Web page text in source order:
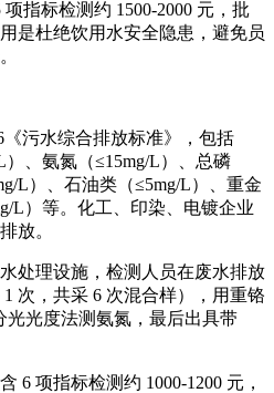
指标检测约 1500-2000 元，批
是杜绝饮用水安全隐患，避免员
《污水综合排放标准》，包括
、氨氮（≤15mg/L）、总磷
L）、石油类（≤5mg/L）、重金
L）等。化工、印染、电镀企业
放。
处理设施，检测人员在废水排放
次，共采 6 次混合样），用重铬
光光度法测氨氮，最后出具带
6 项指标检测约 1000-1200 元，